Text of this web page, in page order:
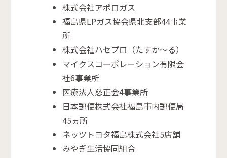
株式会社アポロガス
福島県LPガス協会県北支部44事業
所
株式会社ハセプロ（たすか～る）
マイクスコーポレーション有限会
社6事業所
医療法人慈正会4事業所
日本郵便株式会社福島市内郵便局
45ヵ所
ネッツトヨタ福島株式会社5店舗
みやぎ生活協同組合